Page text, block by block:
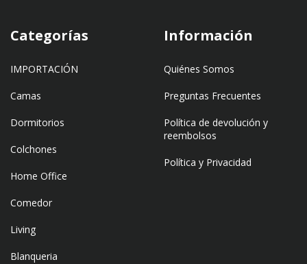
Categorías
IMPORTACIÓN
Camas
Dormitorios
Colchones
Home Office
Comedor
Living
Blanqueria
Información
Quiénes Somos
Preguntas Frecuentes
Política de devolución y
reembolsos
Política y Privacidad